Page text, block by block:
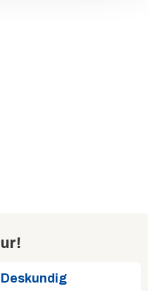
Deskundig